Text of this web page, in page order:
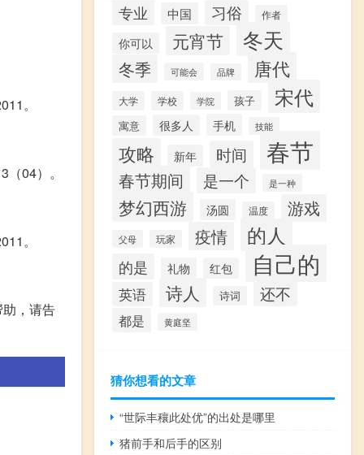
。
04）。
。
，请告
专业 中国 习俗 作者
你可以 元宵节 冬天
冬季 可能会 品牌 唐代
大学 学校 学院 孩子 宋代
寓意 很多人 手机 技能
攻略 新年 时间 春节
春节期间 是一个 是一种
梦幻西游 汤圆 温度 游戏
父母 玩家 疫情 的人
的是 礼物 红包 自己的
英语 诗人 诗词 还不
都是 黄庭坚
猜你想看的文章
“世际丰穰此处优”的出处是哪里
猪前手和后手的区别